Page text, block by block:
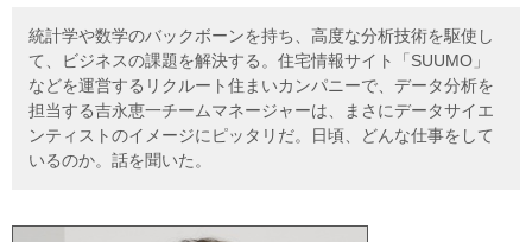
統計学や数学のバックボーンを持ち、高度な分析技術を駆使し
て、ビジネスの課題を解決する。住宅情報サイト「SUUMO」
などを運営するリクルート住まいカンパニーで、データ分析を
担当する吉永恵一チームマネージャーは、まさにデータサイエ
ンティストのイメージにピッタリだ。日頃、どんな仕事をして
いるのか。話を聞いた。